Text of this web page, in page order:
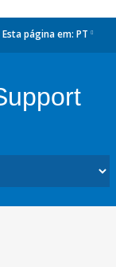
Esta página em: PT